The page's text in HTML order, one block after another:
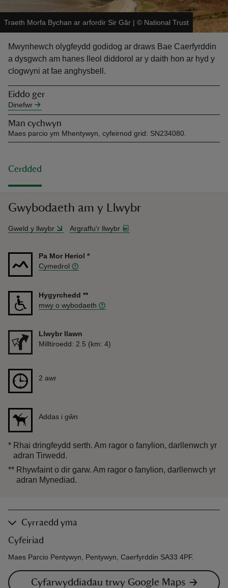
do
Traeth Morfa Bychan ar arfordir Sir Gâr | © National Trust
Mwynhewch olygfeydd godidog ar draws Bae Caerfyrddin
a dysgwch am hanes lleol diddorol ar y daith hon ar hyd y
clogwyni at fae anghysbell.
Eiddo ger
Dinefwr
Man cychwyn
Maes parcio ym Mhentywyn, cyfeirnod grid: SN234080.
Cerdded
Gwybodaeth am y Llwybr
Gweld y llwybr Argraffu'r llwybr
Pa Mor Heriol *
Cymedrol
Hygyrchedd **
mwy o wybodaeth
Llwybr llawn
Pellter
Milltiroedd: 2.5 (km: 4)
Hyd2 awr
2 awr
Addas i gŵn
* Rhai dringfeydd serth. Am ragor o fanylion, darllenwch yr
adran Tirwedd.
** Rhywfaint o dir garw. Am ragor o fanylion, darllenwch yr
adran Mynediad.
Cyrraedd yma
Cyfeiriad
Maes Parcio Pentywyn, Pentywyn, Caerfyrddin SA33 4PF.
Cyfarwyddiadau trwy Google Maps